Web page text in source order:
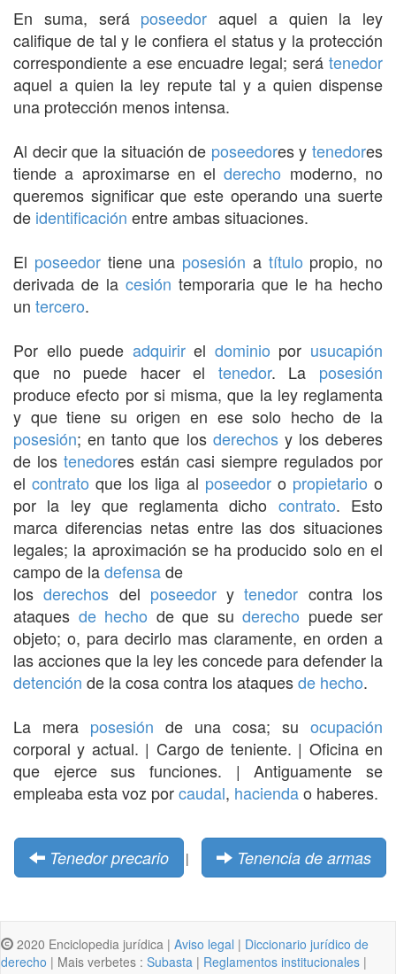
En suma, será poseedor aquel a quien la ley
califique de tal y le confiera el status y la protección
correspondiente a ese encuadre legal; será tenedor
aquel a quien la ley repute tal y a quien dispense
una protección menos intensa.
Al decir que la situación de poseedores y tenedores
tiende a aproximarse en elderecho moderno, no
queremos significar que este operando una suerte
de identificación entre ambas situaciones.
El poseedortiene una posesión a título propio, no
derivada de la cesión temporaria que le ha hecho
un tercero.
Por ello puede adquirirel dominio por usucapión
que no puede hacer el tenedor. La posesión
produce efecto por si misma, que la ley reglamenta
y que tiene su origen en ese solo hecho de la
posesión; en tanto que los derechosy los deberes
de lostenedores están casi siempre regulados por
elcontrato que los liga al poseedoro propietario o
por la ley que reglamenta dicho contrato. Esto
marca diferencias netas entre las dos situaciones
legales; la aproximación se ha producido solo en el
campo de ladefensade
losderechos del poseedorytenedor contra los
ataques de hecho de que su derecho puede ser
objeto; o, para decirlo mas claramente, en orden a
las acciones que la ley les concede para defender la
detención de la cosa contra los ataquesde hecho.
La mera posesión de una cosa; su ocupación
corporal y actual. | Cargo de teniente. | Oficina en
que ejerce sus funciones. | Antiguamente se
empleaba esta voz porcaudal, haciendao haberes.
Tenedor precario | Tenencia de armas
2020 Enciclopedia jurídica | Aviso legal | Diccionario jurídico de
derecho | Mais verbetes : Subasta | Reglamentos institucionales |